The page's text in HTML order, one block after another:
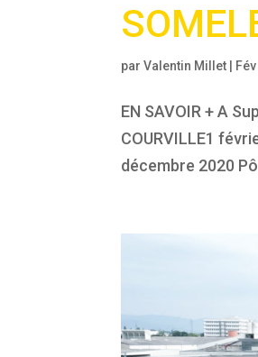
parValentin Millet
EN SAVOIR + A
COURVILLE1
décembre 2020